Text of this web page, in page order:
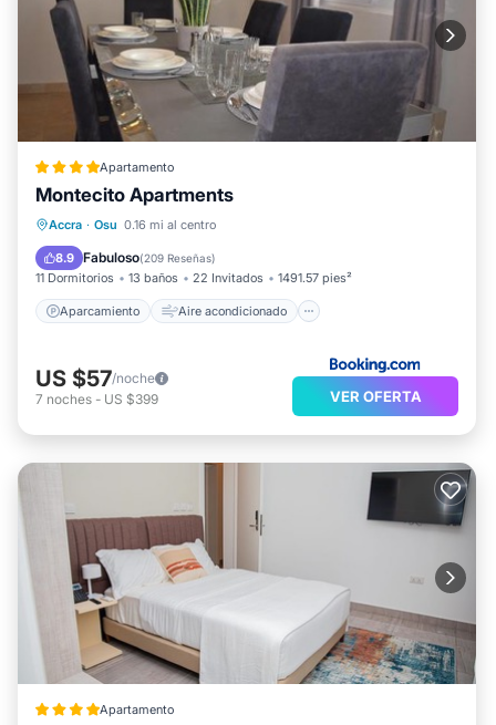
Apartamento
Montecito Apartments
Accra · Osu 0.16 mi al centro
8.9 Fabuloso(209 Reseñas)
11 Dormitorios 13 baños 22 Invitados 1491.57 pies²
Aparcamiento Aire acondicionado
Aparcamiento
Internet
Se admiten mascotas
US $57/noche
7 noches - US $399 VER OFERTA
Apartamento